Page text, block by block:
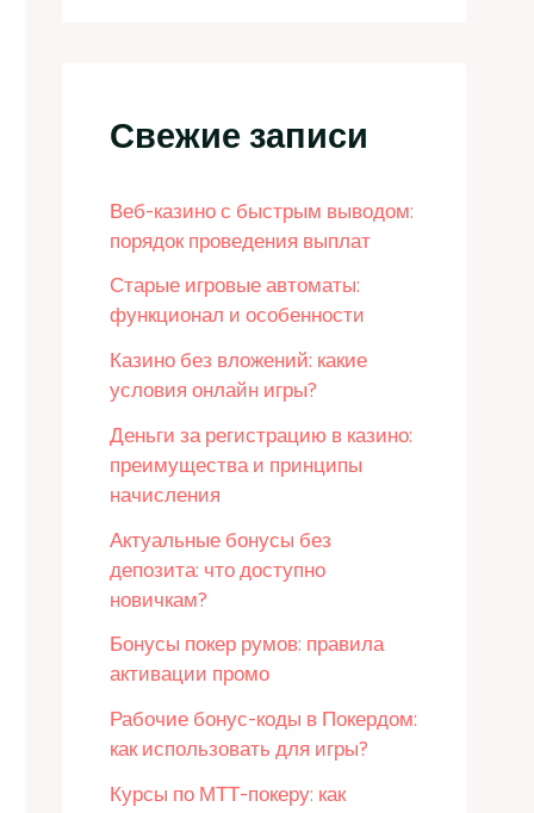
Свежие записи
Веб-казино с быстрым выводом:
порядок проведения выплат
Старые игровые автоматы:
функционал и особенности
Казино без вложений: какие
условия онлайн игры?
Деньги за регистрацию в казино:
преимущества и принципы
начисления
Актуальные бонусы без
депозита: что доступно
новичкам?
Бонусы покер румов: правила
активации промо
Рабочие бонус-коды в Покердом:
как использовать для игры?
Курсы по МТТ-покеру: как